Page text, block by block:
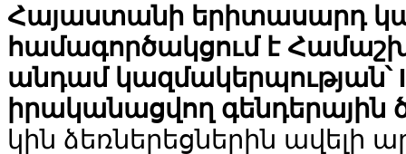
Հայաստանի երիտասարդ
համագործակցում է
անդամ կազմակերպության՝
իրականացվող գենդերային
կին ձեռներեցներին ավելի